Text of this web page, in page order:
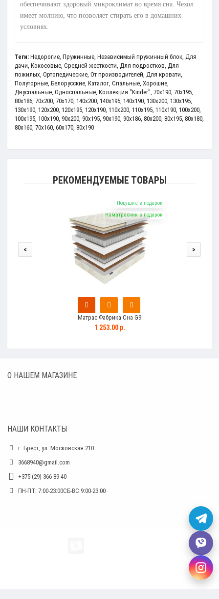
обеспечивают здоровый микроклимат во время сна. Чехол
имеет молнию, что позволяет стирать его в домашних
условиях.
Теги: Недорогие, Пружинные, Независимый пружинный блок, Для
дачи, Кокосовые, Средней жесткости, Для подростков, Для
пожилых, Ортопедические, От производителей, Для кровати,
Полуторные, Белорусские, Каталог, Спальные, Хорошие,
Двуспальные, Односпальные, Коллекция "Kinder", 70x190, 70x195,
80x186, 70x200, 70х170, 140x200, 140x195, 140x190, 130x200, 130x195,
130x190, 120x200, 120x195, 120x190, 110x200, 110х195, 110х190, 100x200,
100x195, 100x190, 90x200, 90x195, 90x190, 90x186, 80x200, 80x195, 80x180,
80x160, 70x160, 60x170, 80x190
РЕКОМЕНДУЕМЫЕ ТОВАРЫ
Подушка в подарок
Наматрасник в подарок
Матрас Фабрика Сна G9
1 253.00 р.
< >
О НАШЕМ МАГАЗИНЕ
НАШИ КОНТАКТЫ
г. Брест, ул. Московская 210
3668940@gmail.com
+375 (29) 366-89-40
ПН-ПТ: 7:00-23:00СБ-ВС 9:00-23:00